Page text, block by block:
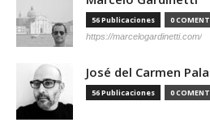
56 Publicaciones 0
https://marcelogardinetti.com/
José del Carmen
56 Publicaciones 0